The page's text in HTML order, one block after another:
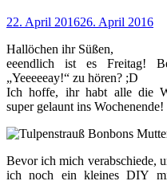
22. April 201626. April 2016
Hallöchen ihr Süßen,
eeendlich ist es Freitag!
„Yeeeeeay!“ zu hören? ;D
Ich hoffe, ihr habt alle die
super gelaunt ins Wochenende!
Bevor ich mich verabschiede,
ich noch ein kleines DIY